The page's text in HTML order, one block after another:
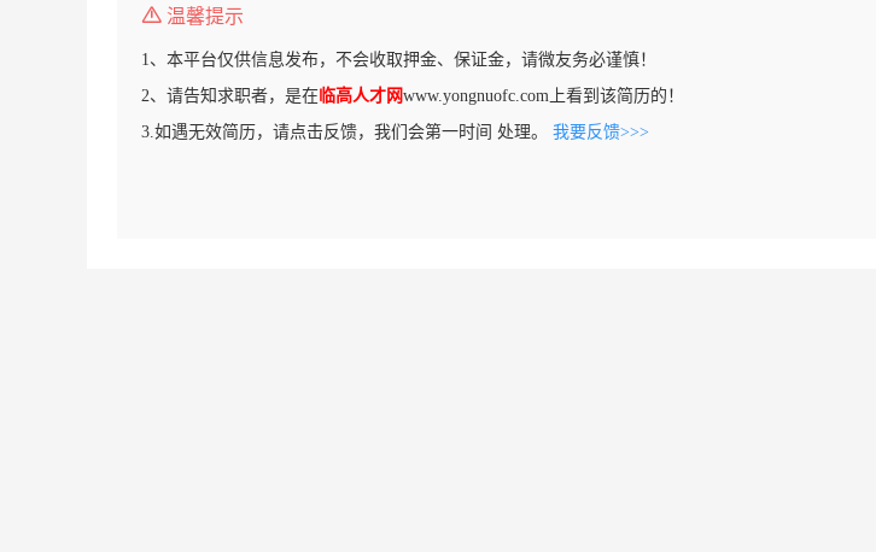
温馨提示
1、本平台仅供信息发布，不会收取押金、保证金，请微友务必谨慎！
2、请告知求职者，是在 临高人才网www.yongnuofc.com上看到该简历的！
3.如遇无效简历，请点击反馈，我们会第一时间 处理。 我要反馈>>>